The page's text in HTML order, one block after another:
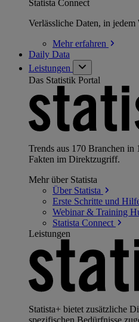
Statista Connect
Verlässliche Daten, in
Mehrerfahren
Daily Data
Leistungen
Das Statistik Portal
Trends aus 170 Branchen
Fakten im Direktzugriff.
Mehr über Statista
Über Statista
Erste Schritte und
Webinar & Training
Statista Connect
Leistungen
Statista+ bietet zusätzliche
spezifischen Bedürfnisse